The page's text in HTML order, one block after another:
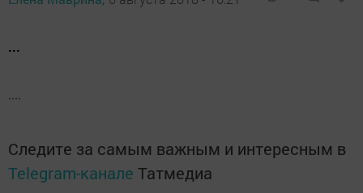
...
....
Следите за самым важным и интересным в
Telegram-канале Татмедиа